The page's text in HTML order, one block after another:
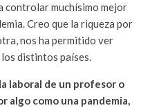
controlar muchísimo mejor
Creo que la riqueza por
nos ha permitido ver
distintos países.
laboral de un profesor o
algo como una pandemia,